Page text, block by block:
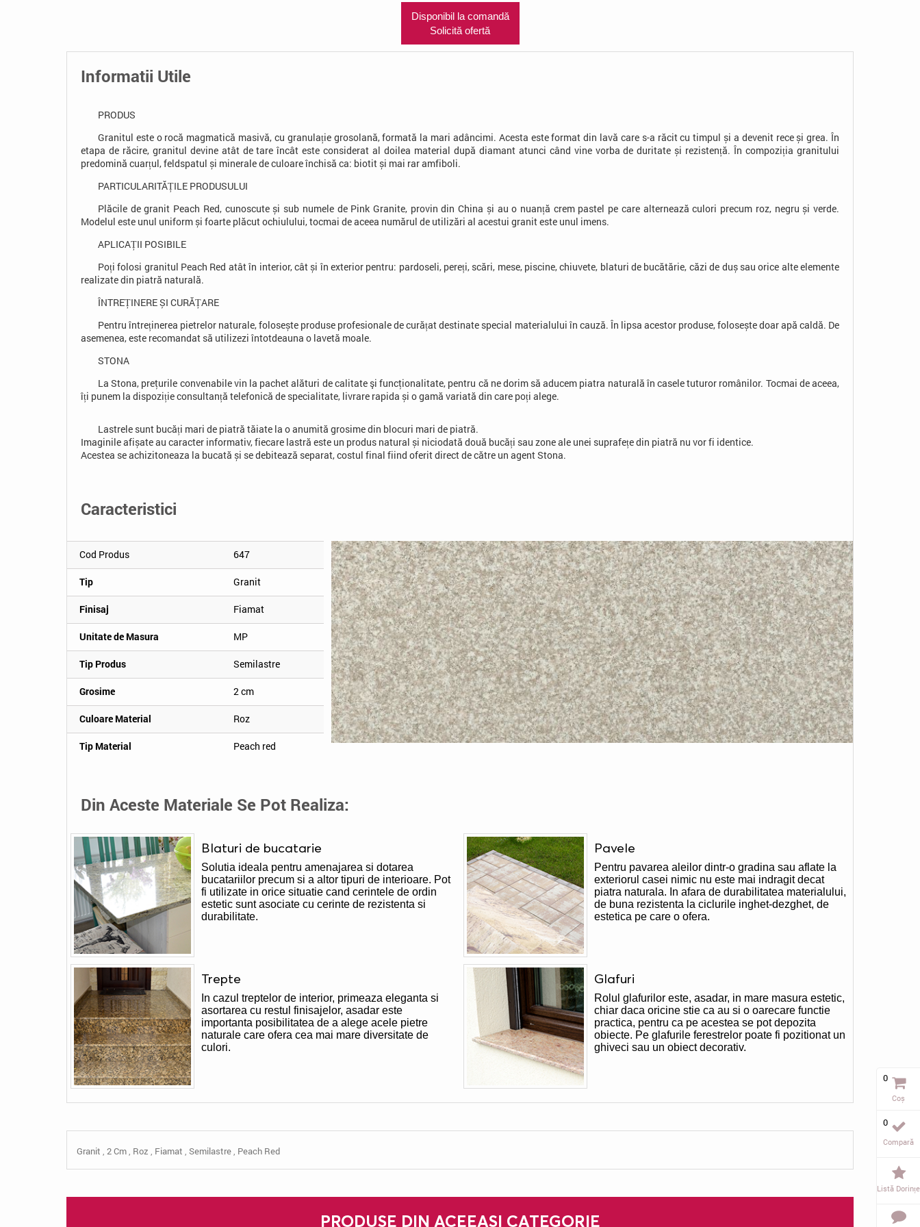
Disponibil la comandă
Solicită ofertă
Informatii Utile
PRODUS
Granitul este o rocă magmatică masivă, cu granulație grosolană, formată la mari adâncimi. Acesta este format din lavă care s-a răcit cu timpul și a devenit rece și grea. În
etapa de răcire, granitul devine atât de tare încât este considerat al doilea material după diamant atunci când vine vorba de duritate și rezistență.În compoziția granitului
predomină cuarțul,feldspatul și minerale de culoare închisă ca: biotit și mai raramfiboli.
PARTICULARITĂȚILE PRODUSULUI
Plăcile de granit Peach Red, cunoscute și sub numele de Pink Granite, provin din China și au o nuanță crem pastel pe care alternează culori precum roz, negru și verde.
Modelul este unul uniform și foarte plăcut ochiulului, tocmai de aceea numărul de utilizări al acestui granit este unul imens.
APLICAȚII POSIBILE
Poți folosi granitul Peach Red atât în interior, cât și în exterior pentru: pardoseli, pereți, scări, mese, piscine, chiuvete, blaturi de bucătărie, căzi de duș sau orice alte elemente
realizate din piatră naturală.
ÎNTREȚINERE ȘI CURĂȚARE
Pentru întreținerea pietrelor naturale, folosește produse profesionale de curățat destinate special materialului în cauză. În lipsa acestor produse, folosește doar apă caldă. De
asemenea, este recomandat să utilizezi întotdeauna o lavetă moale.
STONA
La Stona, preţurile convenabile vin la pachet alături de calitate şi funcţionalitate, pentru că ne dorim să aducem piatra naturală în casele tuturor românilor. Tocmai de aceea,
îți punem la dispoziție consultanță telefonică de specialitate, livrare rapida și o gamă variată din care poți alege.
Lastrele sunt bucăți mari de piatră tăiate la o anumită grosime din blocuri mari de piatră.
Imaginile afișate au caracter informativ, fiecare lastră este un produs natural și niciodată două bucăți sau zone ale unei suprafețe din piatră nu vor fi identice.
Acestea se achizitoneaza la bucată și se debitează separat, costul final fiind oferit direct de către un agent Stona.
Caracteristici
Cod Produs 647
Tip Granit
Finisaj Fiamat
Unitate de Masura MP
Tip Produs Semilastre
Grosime 2 cm
Culoare Material Roz
Tip Material Peach red
Din Aceste Materiale Se Pot Realiza:
Blaturi de bucatarie
Solutia ideala pentru amenajarea si dotarea
bucatariilor precum si a altor tipuri de interioare. Pot
fi utilizate in orice situatie cand cerintele de ordin
estetic sunt asociate cu cerinte de rezistenta si
durabilitate.
Pavele
Pentru pavarea aleilor dintr-o gradina sau aflate la
exteriorul casei nimic nu este mai indragit decat
piatra naturala. In afara de durabilitatea materialului,
de buna rezistenta la ciclurile inghet-dezghet, de
estetica pe care o ofera.
Trepte
In cazul treptelor de interior, primeaza eleganta si
asortarea cu restul finisajelor, asadar este
importanta posibilitatea de a alege acele pietre
naturale care ofera cea mai mare diversitate de
culori.
Glafuri
Rolul glafurilor este, asadar, in mare masura estetic,
chiar daca oricine stie ca au si o oarecare functie
practica, pentru ca pe acestea se pot depozita
obiecte. Pe glafurile ferestrelor poate fi pozitionat un
ghiveci sau un obiect decorativ.
Granit , 2 Cm, Roz , Fiamat , Semilastre, Peach Red
PRODUSE DIN ACEEAȘI CATEGORIE
Coș
0
Compară
0
Listă Dorințe